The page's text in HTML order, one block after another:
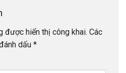
được hiển thị công khai. Các
dấu *